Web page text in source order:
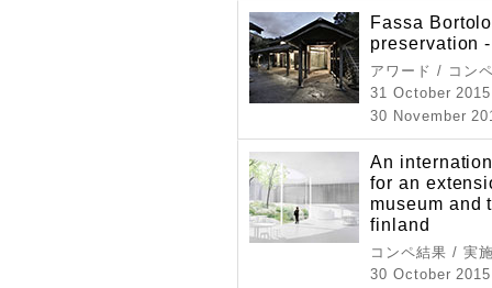
Fassa
preservation
アワード / コン
31 October 2015
30 November
An
for an
museum and
finland
コンペ結果 / 実
30 October 2015